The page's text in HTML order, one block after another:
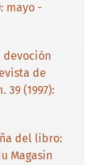
mayo -
devoción
de
39 (1997):
del libro:
Magasin